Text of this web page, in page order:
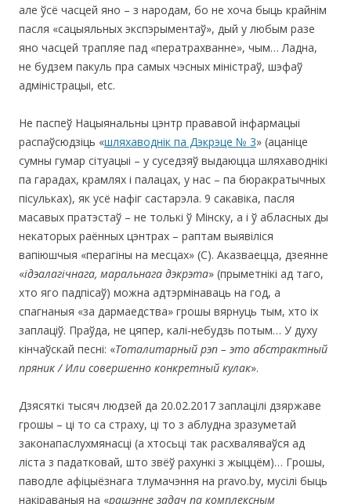
але ўсё часцей яно – з народам, бо не хоча быць крайнім
пасля «сацыяльных экспэрыментаў», дый у любым разе
яно часцей трапляе пад «ператрахванне», чым… Ладна,
не будзем пакуль пра самых чэсных міністраў, шэфаў
адміністрацыі, etc.
Не паспеў Нацыянальны цэнтр прававой інфармацыі
распаўсюдзіць «шляхаводнік па Дэкрэце № 3» (ацаніце
сумны гумар сітуацыі – у суседзяў выдаюцца шляхаводнікі
па гарадах, крамлях і палацах, у нас – па бюракратычных
пісульках), як усё нафіг састарэла. 9 cакавіка, пасля
масавых пратэстаў – не толькі ў Мінску, а і ў абласных ды
некаторых раённых цэнтрах – раптам выявіліся
вапіюшчыя «перагіны на месцах» (С). Аказваецца, дзеянне
«ідэалагічнага, маральнага дэкрэта» (прыметнікі ад таго,
хто яго падпісаў) можна адтэрмінаваць на год, а
спагнаныя «за дармаедства» грошы вярнуць тым, хто іх
заплаціў. Праўда, не цяпер, калі-небудзь потым… У духу
кінчаўскай песні: «Тоталитарный рэп – это абстрактный
пряник / Или совершенно конкретный кулак».
Дзясяткі тысяч людзей да 20.02.2017 заплацілі дзяржаве
грошы – ці то са страху, ці то з аблудна зразуметай
законапаслухмянасці (а хтосьці так расхваляваўся ад
ліста з падатковай, што звёў рахункі з жыццём)… Грошы,
паводле афіцыёзнага тлумачэння на pravo.by, мусілі быць
накіраваныя на «рашэнне задач па комплексным